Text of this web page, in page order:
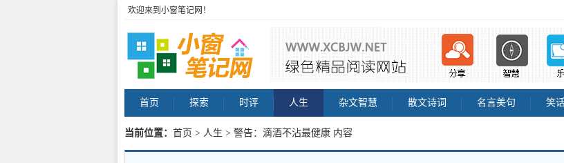
欢迎来到小窗笔记网！
首页 探索 时评 人生 杂文智慧 散文诗词 名言美句 笑
当前位置： 首页 > 人生 > 警告：滴酒不沾最健康 内容